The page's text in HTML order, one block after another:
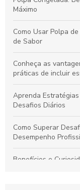
Máximo
Como Usar Polpa
de Sabor
Conheça as
práticas de incluir
Aprenda
Desafios Diários
Como Superar
Desempenho
Benefícios e